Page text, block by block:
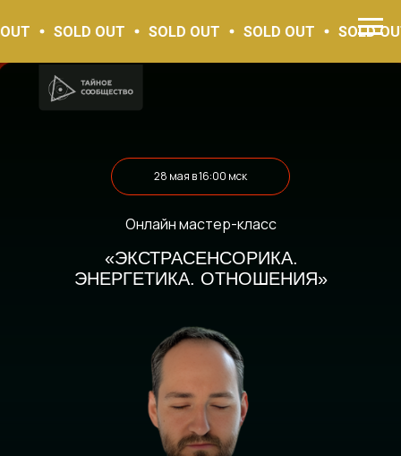
SOLD OUT SOLD OUT SOLD OUT SOLD OUT
Онлайн мастер-класс
28 мая в 16:00 мск
«ЭКСТРАСЕНСОРИКА.
ЭНЕРГЕТИКА. ОТНОШЕНИЯ»